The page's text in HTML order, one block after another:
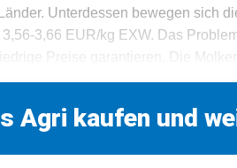
Unterdessen bewegen sich
3,66 EUR/kg EXW. Das
Preise garantieren. Die
Agri kaufen und